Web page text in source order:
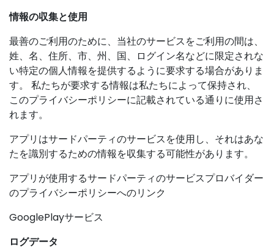
情報の収集と使用
最善のご利用のために、当社のサービスをご利用の間は、
姓、名、住所、市、州、国、ログイン名などに限定されな
い特定の個人情報を提供するように要求する場合がありま
す。 私たちが要求する情報は私たちによって保持され、
このプライバシーポリシーに記載されている通りに使用さ
れます。
アプリはサードパーティのサービスを使用し、それはあな
たを識別するための情報を収集する可能性があります。
アプリが使用するサードパーティのサービスプロバイダー
のプライバシーポリシーへのリンク
GooglePlayサービス
ログデータ